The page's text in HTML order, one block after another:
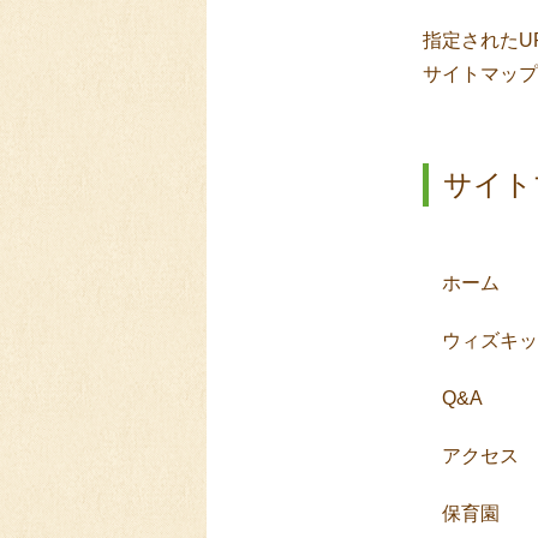
指定された
サイトマッ
サイ
ホーム
ウィズキ
Q&A
アクセス
保育園